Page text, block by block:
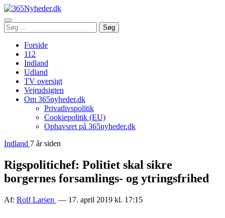
Åbn
menu
Søg
efter:
Søg
Forside
112
Indland
Udland
TV oversigt
Vejrudsigten
Om 365nyheder.dk
Privatlivspolitik
Cookiepolitik (EU)
Ophavsret på 365nyheder.dk
Indland 7 år siden
Rigspolitichef: Politiet skal sikre
borgernes forsamlings- og ytringsfrihed
Af: Rolf Larsen — 17. april 2019 kl. 17:15